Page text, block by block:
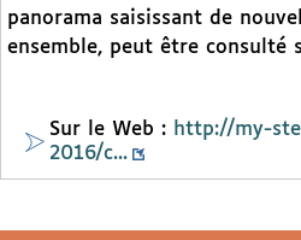
panorama saisissant de
ensemble, peut être consulté
Sur le Web : http://my-
2016/c...